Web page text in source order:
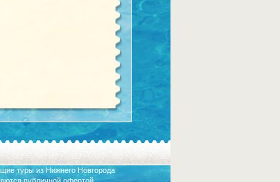
туры из Нижнего Новгорода